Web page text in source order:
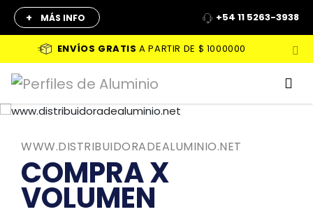
+ MÁS INFO +54 11 5263-3938
ENVÍOS GRATIS A PARTIR DE $ 1000000
WWW.DISTRIBUIDORADEALUMINIO.NET
COMPRAX
VOLUMEN